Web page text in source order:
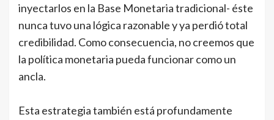
inyectarlos en la Base Monetaria tradicional- éste
nunca tuvo una lógica razonable y ya perdió total
credibilidad. Como consecuencia, no creemos que
la política monetaria pueda funcionar como un
ancla.
Esta estrategia también está profundamente